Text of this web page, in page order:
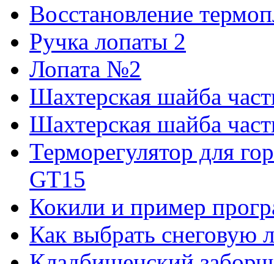
Восстановление
Ручка лопаты 2
Лопата №2
Шахтерская шайба
Шахтерская шайба
Терморегулятор для
GT15
Кокили и пример
Как выбрать снеговую